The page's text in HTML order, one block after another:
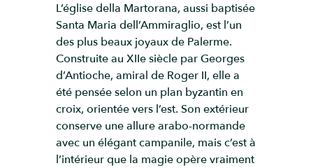
L’église della Martorana, aussi baptisée
Santa Maria dell’Ammiraglio, est l’un
des plus beaux joyaux de Palerme.
Construite au XIIe siècle par Georges
d’Antioche, amiral de Roger II, elle a
été pensée selon un plan byzantin en
croix, orientée vers l’est. Son extérieur
conserve une allure arabo-normande
avec un élégant campanile, mais c’est à
l’intérieur que la magie opère vraiment